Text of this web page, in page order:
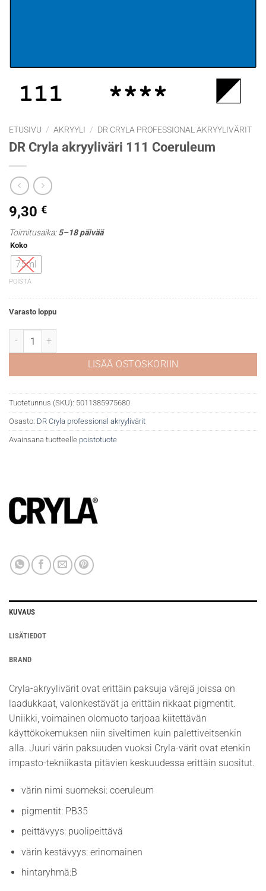
ETUSIVU / AKRYYLI / DR CRYLA PROFESSIONAL AKRYYLIVÄRIT
DR Cryla akryyliväri 111 Coeruleum
9,30 €
Toimitusaika:5–18 päivää
Koko
75ml
POISTA
Varasto loppu
DR Cryla akryyliväri 111 Coeruleum määrä
LISÄÄ OSTOSKORIIN
Tuotetunnus (SKU): 5011385975680
Osasto: DR Cryla professional akryylivärit
Avainsana tuotteelle poistotuote
KUVAUS
LISÄTIEDOT
BRAND
Cryla-akryylivärit ovat erittäin paksuja värejä joissa on
laadukkaat, valonkestävät ja erittäin rikkaat pigmentit.
Uniikki, voimainen olomuoto tarjoaa kiitettävän
käyttökokemuksen niin siveltimen kuin palettiveitsenkin
alla. Juuri värin paksuuden vuoksi Cryla-värit ovat etenkin
impasto-tekniikasta pitävien keskuudessa erittäin suositut.
värin nimi suomeksi: coeruleum
pigmentit: PB35
peittävyys: puolipeittävä
värin kestävyys: erinomainen
hintaryhmä:B